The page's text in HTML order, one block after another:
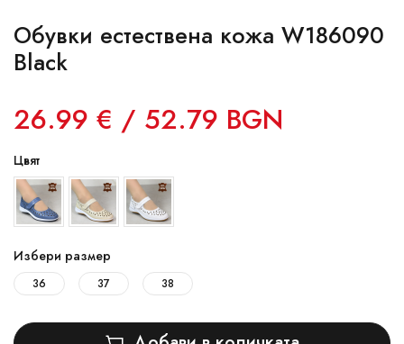
Обувки естествена кожа W186090
Black
26.99 € / 52.79 BGN
Цвят
Избери размер
36 37 38